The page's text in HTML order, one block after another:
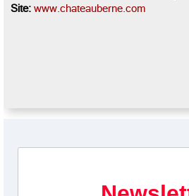
Site: www.chateauberne.com